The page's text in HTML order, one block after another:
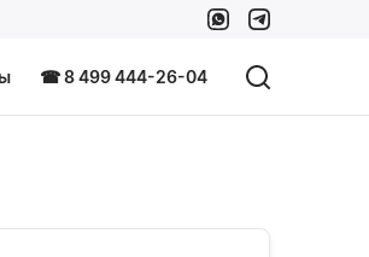
☎ 8 499 444-26-04